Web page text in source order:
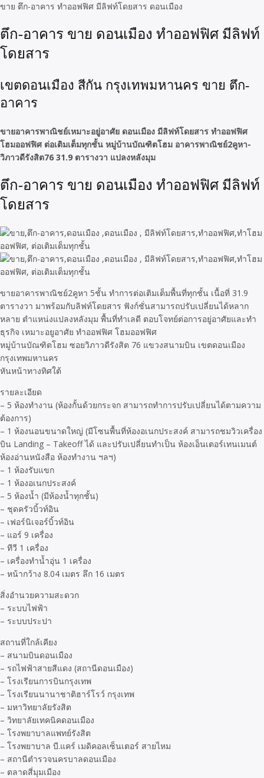
ขาย ตึก-อาคาร ทำออฟฟิศ มีลิฟท์โดยสาร ดอนเมือง
ตึก-อาคาร ขาย ดอนเมือง ทำออฟฟิศ มีลิฟท์
โดยสาร
เขตดอนเมือง สีกัน กรุงเทพมหานคร ขาย ตึก-
อาคาร
ขายอาคารพาณิชย์เหมาะอยู่อาศัย ดอนเมือง มีลิฟท์โดยสาร ทำออฟฟิศ
โฮมออฟฟิศ ต่อเติมเต็มทุกชั้น หมู่บ้านบัณฑิตโฮม อาคารพาณิชย์2คูหา-
วิภาวดีรังสิต76 31.9 ตารางวา แปลงหลังมุม
ตึก-อาคาร ขาย ดอนเมือง ทำออฟฟิศ มีลิฟท์
โดยสาร
ขายอาคารพาณิชย์2คูหา 5ชั้น ทำการต่อเติมเต็มพื้นที่ทุกชั้น เนื้อที่ 31.9
ตารางวา มาพร้อมกับลิฟท์โดยสาร ฟังก์ชั่นสามารถปรับเปลี่ยนได้หลาก
หลาย ตำแหน่งแปลงหลังมุม พื้นที่ทำเลดี ตอบโจทย์ต่อการอยู่อาศัยและทำ
ธุรกิจ เหมาะอยูอาศัย ทำออฟฟิศ โฮมออฟฟิศ
หมู่บ้านบัณฑิตโฮม ซอยวิภาวดีรังสิต 76 แขวงสนามบิน เขตดอนเมือง
กรุงเทพมหานคร
หันหน้าทางทิศใต้
รายละเอียด
– 5 ห้องทำงาน (ห้องกั้นด้วยกระจก สามารถทำการปรับเปลี่ยนได้ตามความ
ต้องการ)
– 1 ห้องนอนขนาดใหญ่ (มีโซนพื้นที่ห้องอเนกประสงค์ สามารถชมวิวเครื่อง
บิน Landing – Takeoff ได้ และปรับเปลี่ยนทำเป็น ห้องเอ็นเตอร์เทนเมนต์
ห้องอ่านหนังสือ ห้องทำงาน ฯลฯ)
– 1 ห้องรับแขก
– 1 ห้องอเนกประสงค์
– 5 ห้องน้ำ (มีห้องน้ำทุกชั้น)
– ชุดครัวบิ้วท์อิน
– เฟอร์นิเจอร์บิ้วท์อิน
– แอร์ 9 เครื่อง
– ทีวี 1 เครื่อง
– เครื่องทำน้ำอุ่น 1 เครื่อง
– หน้ากว้าง 8.04 เมตร ลึก 16 เมตร
สิ่งอำนวยความสะดวก
– ระบบไฟฟ้า
– ระบบประปา
สถานที่ใกล้เคียง
– สนามบินดอนเมือง
– รถไฟฟ้าสายสีแดง (สถานีดอนเมือง)
– โรงเรียนการบินกรุงเทพ
– โรงเรียนนานาชาติฮาร์โรว์ กรุงเทพ
– มหาวิทยาลัยรังสิต
– วิทยาลัยเทคนิคดอนเมือง
– โรงพยาบาลแพทย์รังสิต
– โรงพยาบาล บี.แคร์ เมดิคอลเซ็นเตอร์ สายไหม
– สถานีตำรวจนครบาลดอนเมือง
– ตลาดสี่มุมเมือง